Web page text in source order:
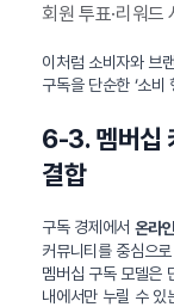
회원 투표·리워드
이처럼 소비자와 브
구독을 단순한 ‘소비
6-3. 멤버십
결합
구독 경제에서 온라
커뮤니티를 중심으
멤버십 구독 모델은
내에서만 누릴 수 있